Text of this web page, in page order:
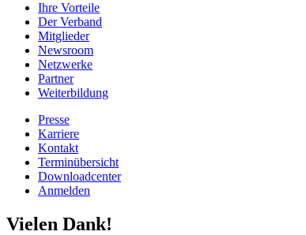
Ihre Vorteile
Der Verband
Mitglieder
Newsroom
Netzwerke
Partner
Weiterbildung
Presse
Karriere
Kontakt
Terminübersicht
Downloadcenter
Anmelden
Vielen Dank!